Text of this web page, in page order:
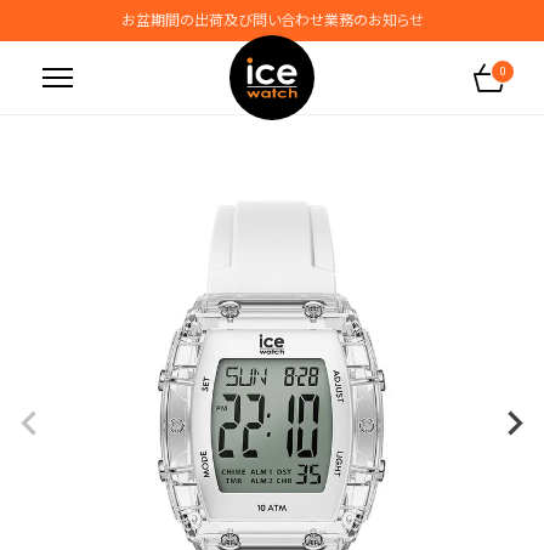
お盆期間の出荷及び問い合わせ業務のお知らせ
地震の影響によるお届けに関するお知らせ
無料ギフトラッピングサービス受付中
0